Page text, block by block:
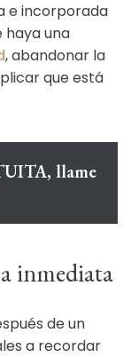
e incorporada
haya una
, abandonar la
que está
llame
inmediata
de un
a recordar